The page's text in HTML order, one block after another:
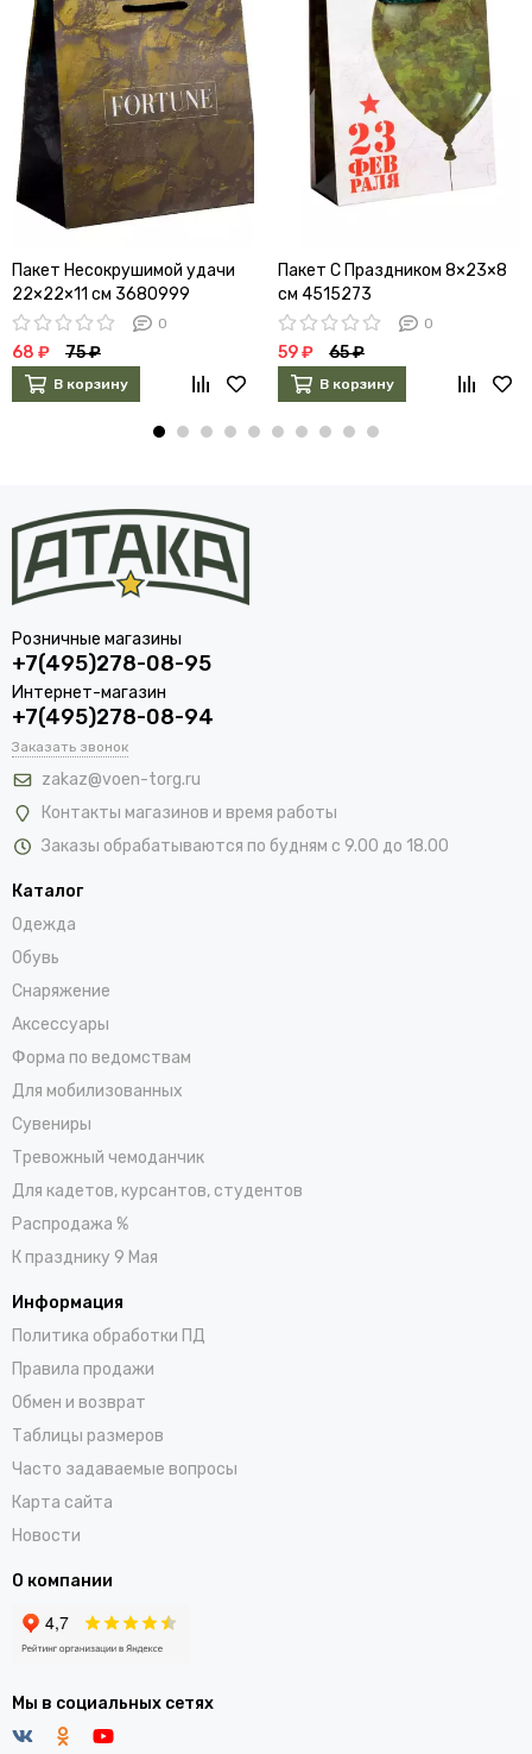
Пакет Несокрушимой удачи
22×22×11 см 3680999
0
68 ₽ 75 ₽
В корзину
Пакет С Праздником 8×23×8
см 4515273
0
59 ₽ 65 ₽
В корзину
Розничные магазины
+7(495)278-08-95
Интернет-магазин
+7(495)278-08-94
Заказать звонок
zakaz@voen-torg.ru
Контакты магазинов и время работы
Заказы обрабатываются по будням с 9.00 до 18.00
Каталог
Одежда
Обувь
Снаряжение
Аксессуары
Форма по ведомствам
Для мобилизованных
Сувениры
Тревожный чемоданчик
Для кадетов, курсантов, студентов
Распродажа %
К празднику 9 Мая
Информация
Политика обработки ПД
Правила продажи
Обмен и возврат
Таблицы размеров
Часто задаваемые вопросы
Карта сайта
Новости
О компании
Мы в социальных сетях